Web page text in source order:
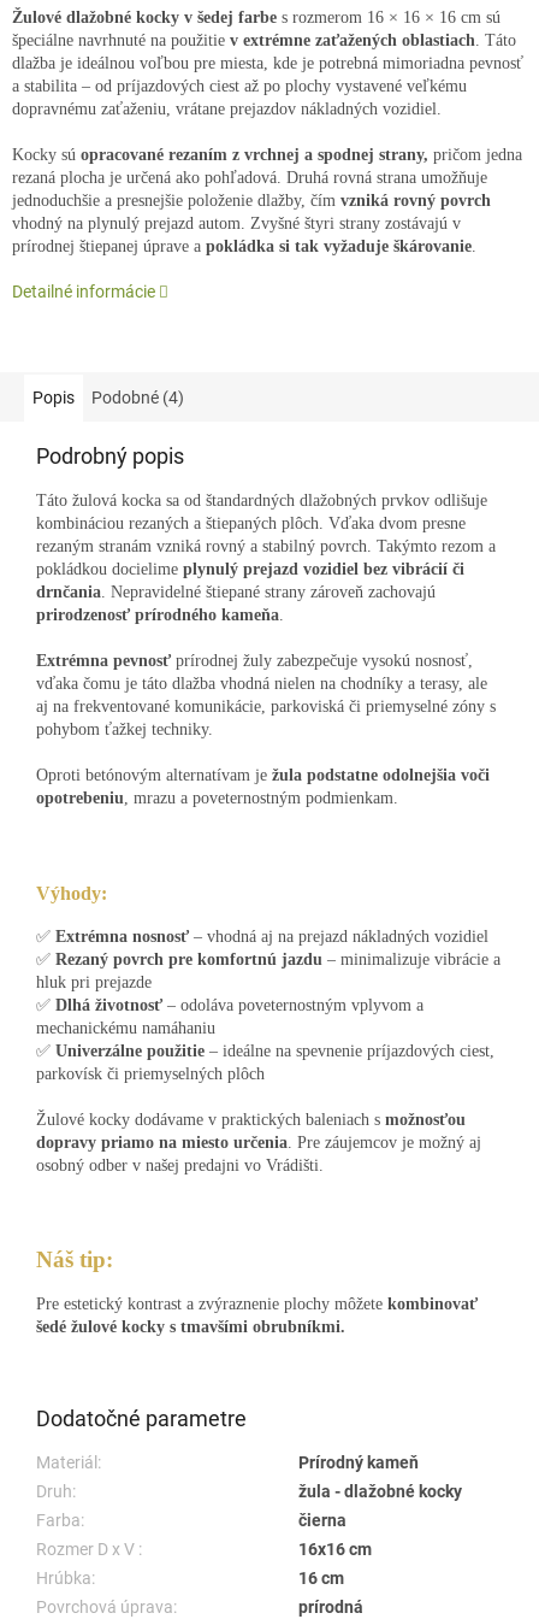
Žulové dlažobné kocky v šedej farbe s rozmerom 16 × 16 × 16 cm sú
špeciálne navrhnuté na použitie v extrémne zaťažených oblastiach. Táto
dlažba je ideálnou voľbou pre miesta, kde je potrebná mimoriadna pevnosť
a stabilita – od príjazdových ciest až po plochy vystavené veľkému
dopravnému zaťaženiu, vrátane prejazdov nákladných vozidiel.
Kocky sú opracované rezaním z vrchnej a spodnej strany, pričom jedna
rezaná plocha je určená ako pohľadová. Druhá rovná strana umožňuje
jednoduchšie a presnejšie položenie dlažby, čím vzniká rovný povrch
vhodný na plynulý prejazd autom. Zvyšné štyri strany zostávajú v
prírodnej štiepanej úprave a pokládka si tak vyžaduje škárovanie.
Detailné informácie
Popis Podobné (4)
Podrobný popis
Táto žulová kocka sa od štandardných dlažobných prvkov odlišuje
kombináciou rezaných a štiepaných plôch. Vďaka dvom presne
rezaným stranám vzniká rovný a stabilný povrch. Takýmto rezom a
pokládkou docielime plynulý prejazd vozidiel bez vibrácií či
drnčania. Nepravidelné štiepané strany zároveň zachovajú
prirodzenosť prírodného kameňa.
Extrémna pevnosť prírodnej žuly zabezpečuje vysokú nosnosť,
vďaka čomu je táto dlažba vhodná nielen na chodníky a terasy, ale
aj na frekventované komunikácie, parkoviská či priemyselné zóny s
pohybom ťažkej techniky.
Oproti betónovým alternatívam je žula podstatne odolnejšia voči
opotrebeniu, mrazu a poveternostným podmienkam.
Výhody:
✅ Extrémna nosnosť – vhodná aj na prejazd nákladných vozidiel
✅ Rezaný povrch pre komfortnú jazdu – minimalizuje vibrácie a
hluk pri prejazde
✅ Dlhá životnosť – odoláva poveternostným vplyvom a
mechanickému namáhaniu
✅ Univerzálne použitie – ideálne na spevnenie príjazdových ciest,
parkovísk či priemyselných plôch
Žulové kocky dodávame v praktických baleniach s možnosťou
dopravy priamo na miesto určenia. Pre záujemcov je možný aj
osobný odber v našej predajni vo Vrádišti.
Náš tip:
Pre estetický kontrast a zvýraznenie plochy môžete kombinovať
šedé žulové kocky s tmavšími obrubníkmi.
Dodatočné parametre
Materiál:
Prírodný kameň
Druh:
žula - dlažobné kocky
Farba:
čierna
Rozmer D x V :
16x16 cm
Hrúbka:
16 cm
Povrchová úprava:
prírodná